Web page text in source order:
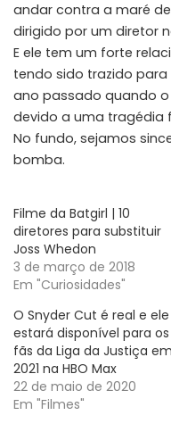
andar contra a maré
dirigido por um diretor
E ele tem um forte
tendo sido trazido para
ano passado quando o
devido a uma tragédia
No fundo, sejamos
bomba.
Filme da Batgirl | 10
diretores para substituir
Joss Whedon
3 de março de 2018
Em "Curiosidades"
O Snyder Cut é real e ele
estará disponível para os
fãs da Liga da Justiça em
2021 na HBO Max
22 de maio de 2020
Em "Filmes"